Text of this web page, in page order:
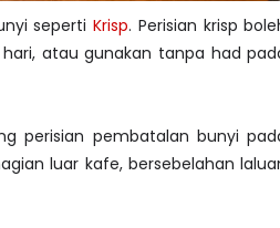
sepertiKrisp. Perisian krisp
atau gunakan tanpa had
perisian pembatalan bunyi
luar kafe, bersebelahan